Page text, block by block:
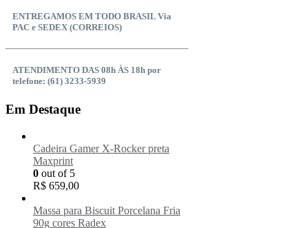
ENTREGAMOS EM TODO BRASIL Via
PAC e SEDEX (CORREIOS)
ATENDIMENTO DAS 08h ÀS 18h por
telefone: (61) 3233-5939
Em Destaque
Cadeira Gamer X-Rocker preta
Maxprint
0 out of 5
R$ 659,00
Massa para Biscuit Porcelana Fria
90g cores Radex